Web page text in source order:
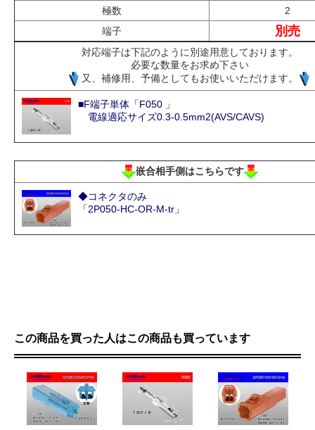
極数
2
端子
別売
対応端子は下記のように別途用意しております。
必要な数量をお求め下さい
又、補修用、予備としてもお使いいただけます。
■F端子単体「F050 」
電線適応サイズ0.3-0.5mm2(AVS/CAVS)
嵌合相手側はこちらです
◆コネクタのみ
「2P050-HC-OR-M-tr」
この商品を買った人はこの商品も買っています